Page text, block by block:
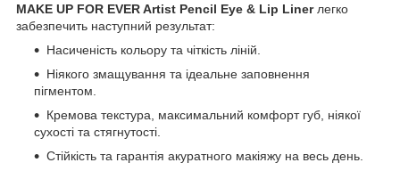
MAKE UP FOR EVER Artist Pencil Eye & Lip Linerлегко
забезпечить наступний результат:
Насиченість кольору та чіткість ліній.
Ніякого змащування та ідеальне заповнення
пігментом.
Кремова текстура, максимальний комфорт губ, ніякої
сухості та стягнутості.
Стійкість та гарантія акуратного макіяжу на весь день.